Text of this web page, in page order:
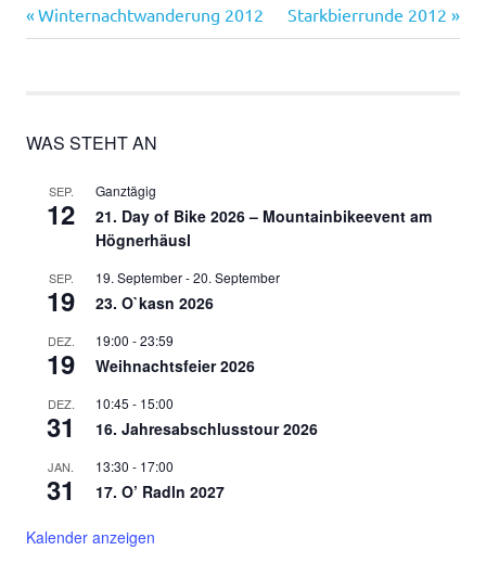
Beitragsnavigation
Vorheriger
Beitrag:
Winternachtwanderung 2012
Nächster
Beitrag:
Starkbierrunde 2012
WAS STEHT AN
SEP.
12
Ganztägig
21. Day of Bike 2026 – Mountainbikeevent am
Högnerhäusl
SEP.
19
19. September-20. September
23. O`kasn 2026
DEZ.
19
19:00 -23:59
Weihnachtsfeier 2026
DEZ.
31
10:45 - 15:00
16. Jahresabschlusstour 2026
JAN.
31
13:30 - 17:00
17. O’ Radln 2027
Kalender anzeigen